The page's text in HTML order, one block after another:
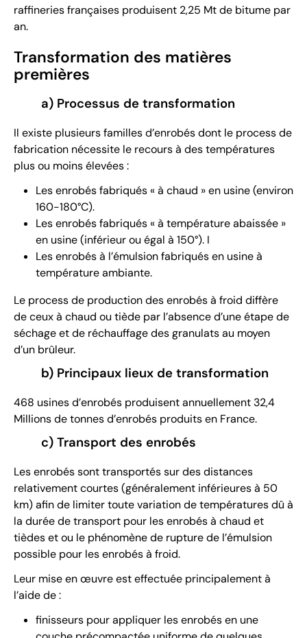
raffineries françaises produisent 2,25 Mt de bitume par
an.
Transformation des matières
premières
a) Processus de transformation
Il existe plusieurs familles d’enrobés dont le process de
fabrication nécessite le recours à des températures
plus ou moins élevées :
Les enrobés fabriqués « à chaud » en usine (environ
160-180°C).
Les enrobés fabriqués « à température abaissée »
en usine (inférieur ou égal à 150°). I
Les enrobés à l’émulsion fabriqués en usine à
température ambiante.
Le process de production des enrobés à froid diffère
de ceux à chaud ou tiède par l’absence d’une étape de
séchage et de réchauffage des granulats au moyen
d’un brûleur.
b) Principaux lieux de transformation
468 usines d’enrobés produisent annuellement 32,4
Millions de tonnes d’enrobés produits en France.
c) Transport des enrobés
Les enrobés sont transportés sur des distances
relativement courtes (généralement inférieures à 50
km) afin de limiter toute variation de températures dû à
la durée de transport pour les enrobés à chaud et
tièdes et ou le phénomène de rupture de l’émulsion
possible pour les enrobés à froid.
Leur mise en œuvre est effectuée principalement à
l’aide de :
finisseurs pour appliquer les enrobés en une